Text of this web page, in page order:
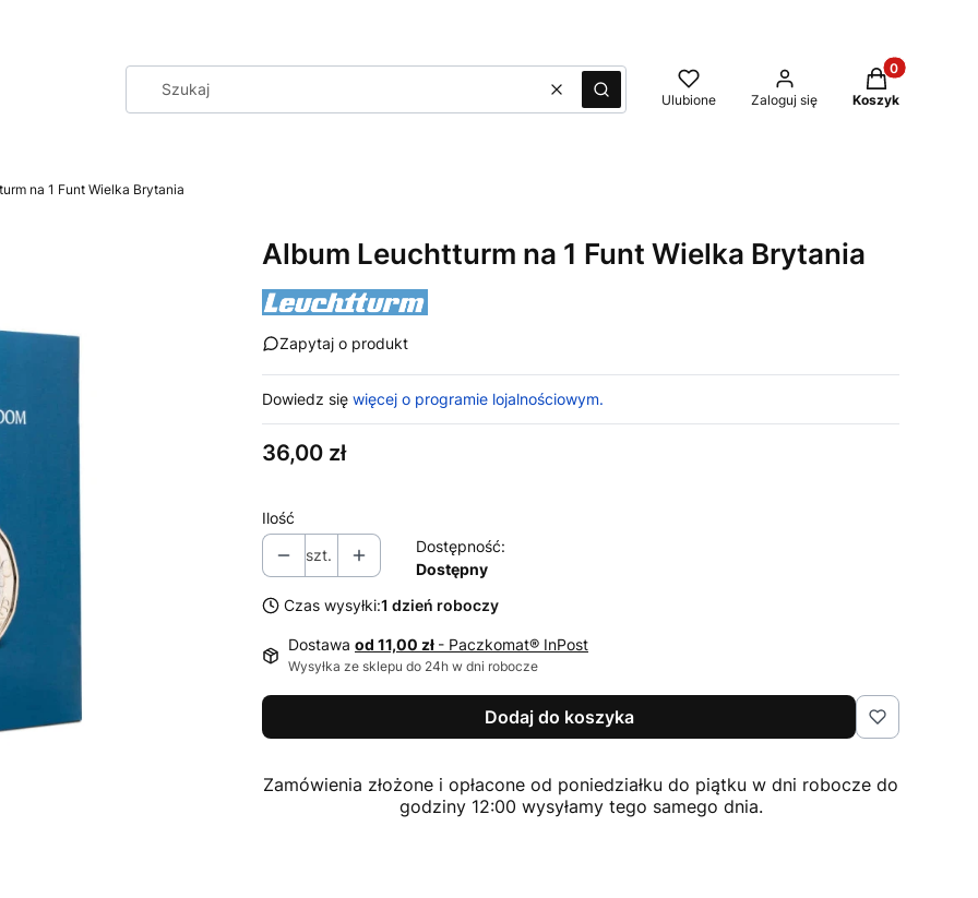
WyczyśćSzukaj Ulubione Zaloguj się
Produkty w
Koszyk
na 1 Funt Wielka Brytania
Album Leuchtturm na 1 Funt Wielka Brytania
Zapytaj o produkt
Dowiedz się więcej o programie lojalnościowym.
Cena
36,00 zł
Ilość
szt.
Dostępność:
Dostępny
Czas wysyłki:1 dzień roboczy
Dostawa od 11,00 zł - Paczkomat® InPost
Wysyłka ze sklepu do 24h w dni robocze
Dodaj do koszyka
Zamówienia złożone i opłacone od poniedziałku do piątku w dni robocze do
godziny 12:00 wysyłamy tego samego dnia.